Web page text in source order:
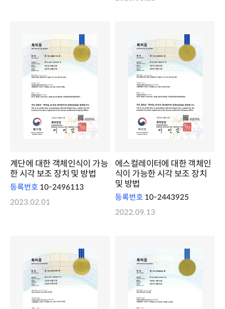
계단에 대한 객체인식이 가능
한 시각 보조 장치 및 방법
등록번호 10-2496113
2023.02.01
에스컬레이터에 대한 객체인
식이 가능한 시각 보조 장치
및 방법
등록번호 10-2443925
2022.09.13